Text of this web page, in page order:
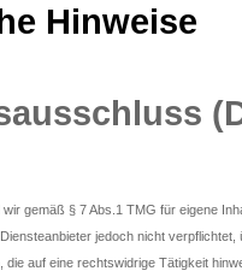
Hinweise
gemäß § 7 Abs.1 TMG für eigene
jedoch nicht
auf eine rechtswidrige Tätigkeit